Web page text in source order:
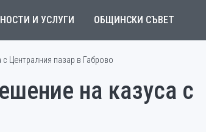
И УСЛУГИ ОБЩИНСКИ СЪВЕТ
Централния пазар в Габрово
на казуса с